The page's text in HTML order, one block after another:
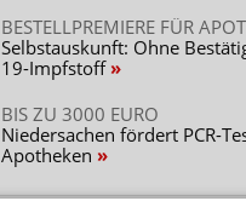
BESTELLPREMIERE FÜR
Selbstauskunft: Ohne
19-Impfstoff
BIS ZU 3000 EURO
Niedersachen fördert PCR-
Apotheken